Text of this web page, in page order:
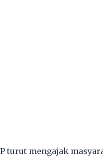
turut mengajak